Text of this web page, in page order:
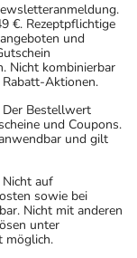
€. Rezeptpflichtige
und
Nicht kombinierbar
Aktionen.
Bestellwert
und Coupons.
und gilt
auf
sowie bei
Nicht mit anderen
unter
möglich.